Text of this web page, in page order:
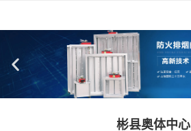
彬县奥体中心